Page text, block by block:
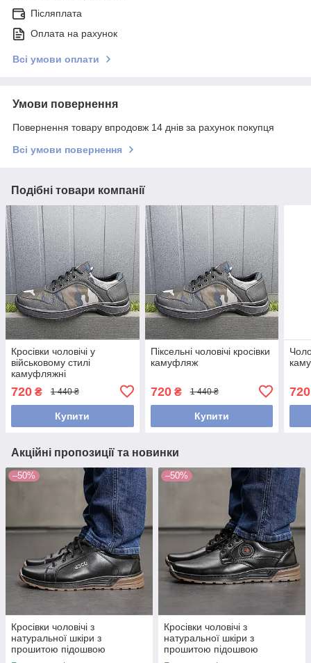
Післяплата
Оплата на рахунок
Всі умови оплати
Умови повернення
Повернення товару впродовж 14 днів за рахунок покупця
Всі умови повернення
Подібні товари компанії
Кросівки чоловічі у
військовому стилі
камуфляжні
720 ₴ 1 440 ₴
Купити
Піксельні чоловічі кросівки
камуфляж
720₴ 1 440 ₴
Купити
720
Акційні пропозиції та новинки
–50%
Кросівки чоловічі з
натуральної шкіри з
прошитою підошвою
–50%
Кросівки чоловічі з
натуральної шкіри з
прошитою підошвою